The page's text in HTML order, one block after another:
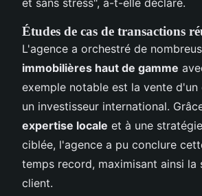
Études de cas de transactions
L'agence a orchestré de
immobilières haut de gamme
exemple notable est la vente d'un
un investisseur international.
expertise locale et à une
ciblée, l'agence a pu conclure
temps record, maximisant ainsi la
client.